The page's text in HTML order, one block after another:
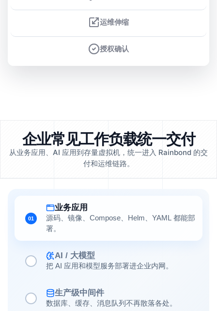
运维伸缩
授权确认
企业常见工作负载统一交付
从业务应用、AI 应用到存量虚拟机，统一进入 Rainbond 的交
付和运维链路。
01
业务应用
源码、镜像、Compose、Helm、YAML 都能部
署。
AI / 大模型
把 AI 应用和模型服务部署进企业内网。
生产级中间件
数据库、缓存、消息队列不再散落各处。